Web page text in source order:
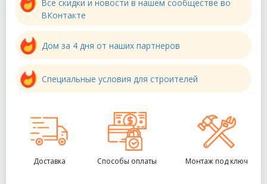
Все скидки и новости в нашем сообществе во
ВКонтакте
Дом за 4 дня от наших партнеров
Специальные условия для строителей
Доставка Способы оплаты Монтаж под ключ